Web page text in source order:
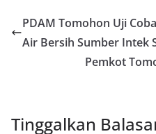
PDAM Tomohon Uji
Air Bersih Sumber Intek
Pemkot
Tinggalkan